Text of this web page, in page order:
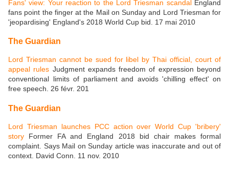
Fans' view: Your reaction to the Lord Triesman scandalEngland
fans point the finger at the Mail on Sunday and Lord Triesman for
'jeopardising' England's 2018 World Cup bid. 17 mai 2010
The Guardian
Lord Triesman cannot be sued for libel by Thai official, court of
appeal rules Judgment expands freedom of expression beyond
conventional limits of parliament and avoids 'chilling effect' on
free speech. 26 févr. 201
The Guardian
Lord Triesman launches PCC action over World Cup 'bribery'
story Former FA and England 2018 bid chair makes formal
complaint. Says Mail on Sunday article was inaccurate and out of
context. David Conn. 11 nov. 2010